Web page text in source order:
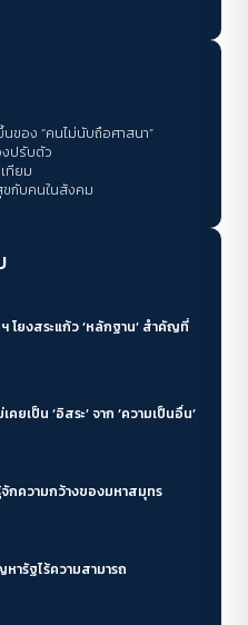
นของ “คนไม่นับถือศาสนา”
งปรับตัว
ทียม
ขกับคนในสังคม
โยงสระแก้ว ‘หลักฐาน’ สำคัญที่
ยเป็น ‘อิสระ’ จาก ‘ความเป็นอื่น’
กความกว้างของมหาสมุทร
รัฐไร้ความสามารถ